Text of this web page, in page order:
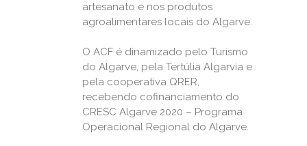
artesanato e nos produtos
agroalimentares locais do Algarve.
O ACF é dinamizado pelo Turismo
do Algarve, pela Tertúlia Algarvia e
pela cooperativa QRER,
recebendo cofinanciamento do
CRESC Algarve 2020 – Programa
Operacional Regional do Algarve.